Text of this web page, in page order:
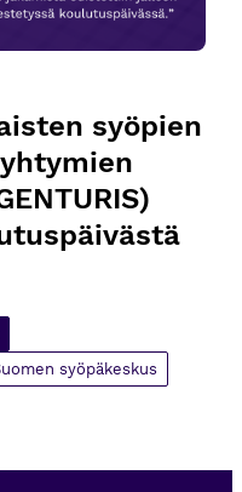
syöpien
syöpäkeskus